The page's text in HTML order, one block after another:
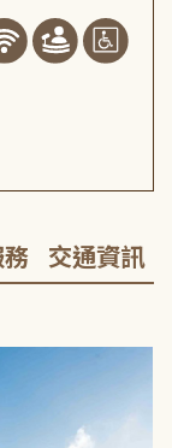
務 交通資訊